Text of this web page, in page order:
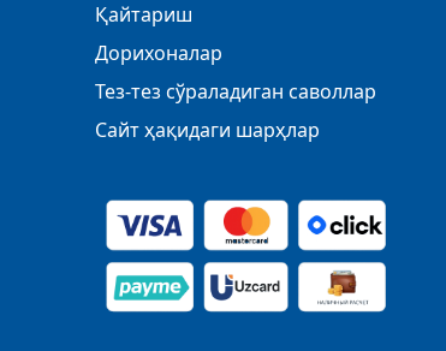
Қайтариш
Дорихоналар
Тез-тез сўраладиган саволлар
Сайт ҳақидаги шарҳлар